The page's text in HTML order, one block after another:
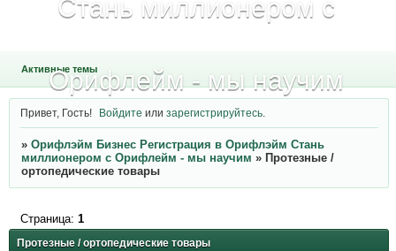
Стань миллионером с
Орифлейм - мы научим
Активные темы
Привет, Гость! Войдите илизарегистрируйтесь
» Орифлэйм Бизнес Регистрация в Орифлэйм Стань
миллионером с Орифлейм - мы научим » Протезные /
ортопедические товары
Протезные / ортопедические товары
Страница: 1